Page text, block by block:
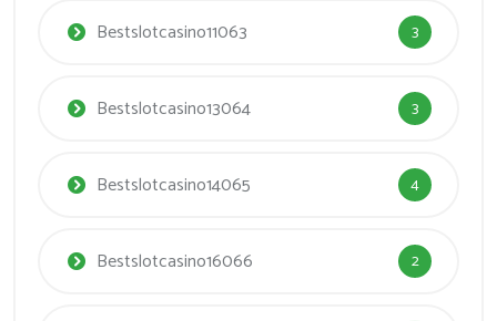
Bestslotcasino11063 3
Bestslotcasino13064 3
Bestslotcasino14065 4
Bestslotcasino16066 2